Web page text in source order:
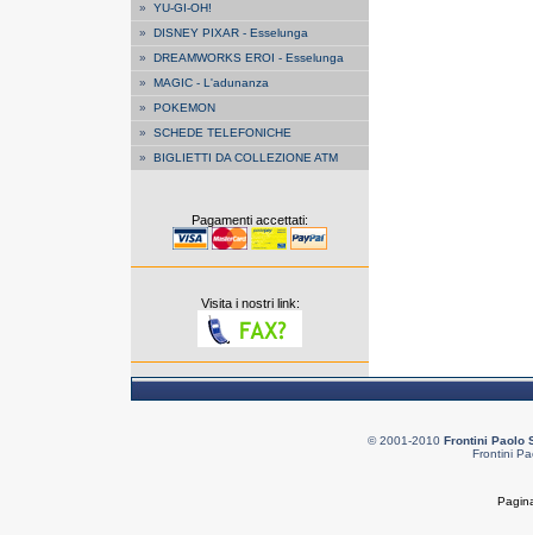
» YU-GI-OH!
» DISNEY PIXAR - Esselunga
» DREAMWORKS EROI - Esselunga
» MAGIC - L'adunanza
» POKEMON
» SCHEDE TELEFONICHE
» BIGLIETTI DA COLLEZIONE ATM
Pagamenti accettati:
Visita i nostri link:
© 2001-2010 Frontini Paolo
Frontini